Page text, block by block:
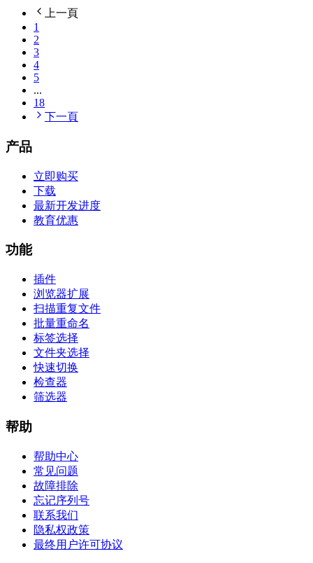
上一頁
1
2
3
4
5
...
18
下一頁
产品
立即购买
下载
最新开发进度
教育优惠
功能
插件
浏览器扩展
扫描重复文件
批量重命名
标签选择
文件夹选择
快速切换
检查器
筛选器
帮助
帮助中心
常见问题
故障排除
忘记序列号
联系我们
隐私权政策
最终用户许可协议